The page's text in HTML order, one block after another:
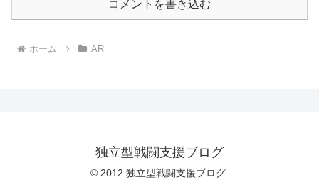
コメントを書き込む
ホーム AR
独立型戦闘支援ブログ
© 2012 独立型戦闘支援ブログ.